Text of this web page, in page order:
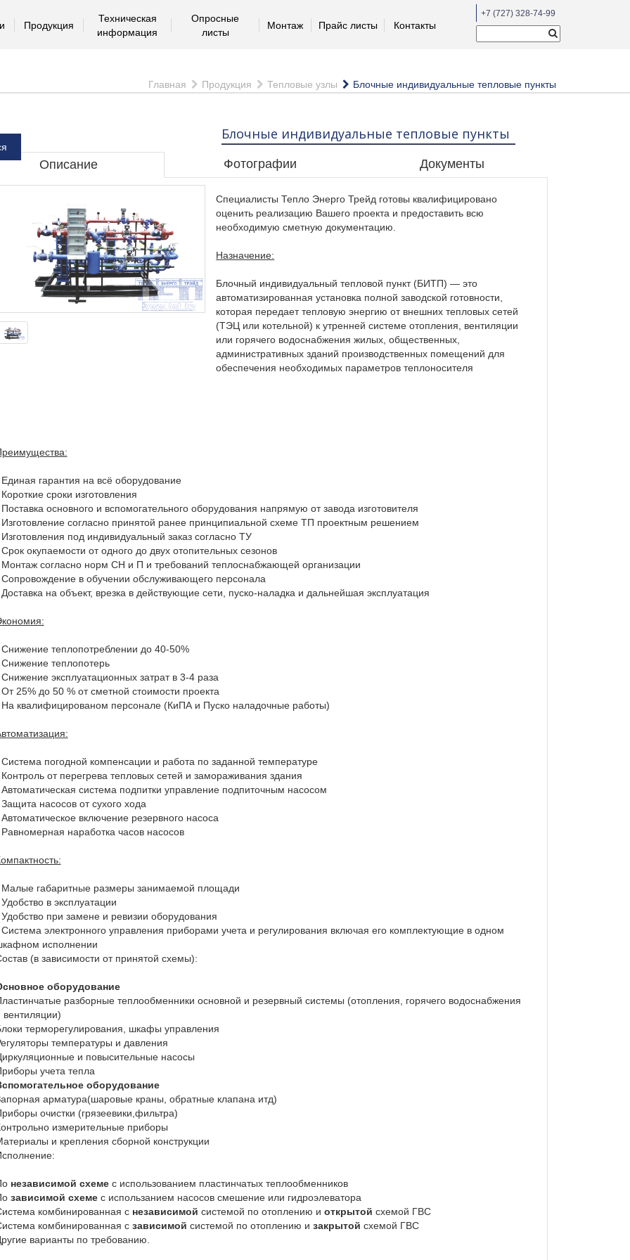
Продукция
Техническая
информация
Опросные
листы
Монтаж Прайс листы Контакты
+7 (727) 328-74-99
Главная Продукция Тепловые узлы Блочные индивидуальные тепловые пункты
Блочные индивидуальные тепловые пункты
Описание Фотографии Документы
Специалисты Тепло Энерго Трейд готовы квалифицировано
оценить реализацию Вашего проекта и предоставить всю
необходимую сметную документацию.
Назначение:
Блочный индивидуальный тепловой пункт (БИТП) — это
автоматизированная установка полной заводской готовности,
которая передает тепловую энергию от внешних тепловых сетей
(ТЭЦ или котельной) к утренней системе отопления, вентиляции
или горячего водоснабжения жилых, общественных,
административных зданий производственных помещений для
обеспечения необходимых параметров теплоносителя
Единая гарантия на всё оборудование
Короткие сроки изготовления
Поставка основного и вспомогательного оборудования напрямую от завода изготовителя
Изготовление согласно принятой ранее принципиальной схеме ТП проектным решением
Изготовления под индивидуальный заказ согласно ТУ
Срок окупаемости от одного до двух отопительных сезонов
Монтаж согласно норм СН и П и требований теплоснабжающей организации
Сопровождение в обучении обслуживающего персонала
Доставка на объект, врезка в действующие сети, пуско-наладка и дальнейшая эксплуатация
Снижение теплопотреблении до 40-50%
Снижение теплопотерь
Снижение эксплуатационных затрат в 3-4 раза
От 25% до 50 % от сметной стоимости проекта
На квалифицированом персонале (КиПА и Пуско наладочные работы)
Система погодной компенсации и работа по заданной температуре
Контроль от перегрева тепловых сетей и замораживания здания
Автоматическая система подпитки управление подпиточным насосом
Защита насосов от сухого хода
Автоматическое включение резервного насоса
Равномерная наработка часов насосов
Малые габаритные размеры занимаемой площади
Удобство в эксплуатации
Удобство при замене и ревизии оборудования
Система электронного управления приборами учета и регулирования включая его комплектующие в одном
исполнении
(в зависимости от принятой схемы):
оборудование
разборные теплообменники основной и резервный системы (отопления, горячего водоснабжения
вентиляции)
терморегулирования, шкафы управления
температуры и давления
и повысительные насосы
учета тепла
оборудование
арматура(шаровые краны, обратные клапана итд)
очистки (грязеевики,фильтра)
измерительные приборы
и крепления сборной конструкции
независимой схемес использованием пластинчатых теплообменников
зависимой схемес использанием насосов смешение или гидроэлеватора
комбинированная с независимой системой по отоплению и открытой схемой ГВС
комбинированная с зависимой системой по отоплению и закрытой схемой ГВС
варианты по требованию.